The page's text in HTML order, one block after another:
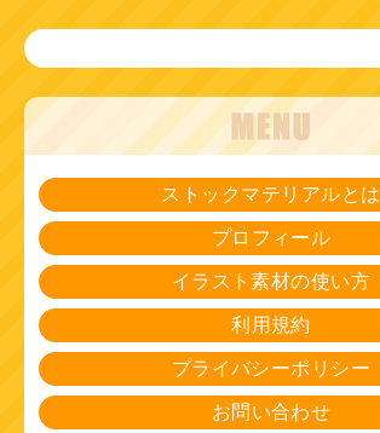
ストックマテリアルとは
プロフィール
イラスト素材の使い方
利用規約
プライバシーポリシー
お問い合わせ